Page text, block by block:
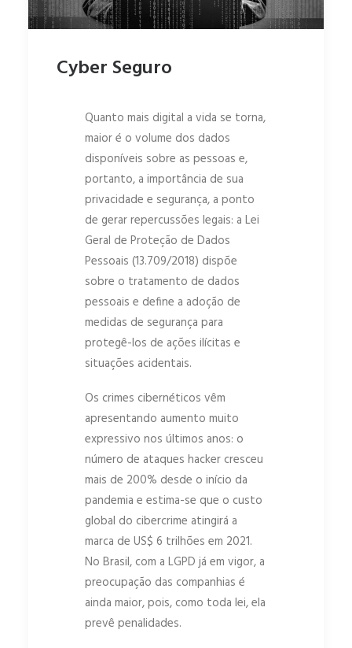
Cyber Seguro
Quanto mais digital a vida se torna,
maior é o volume dos dados
disponíveis sobre as pessoas e,
portanto, a importância de sua
privacidade e segurança, a ponto
de gerar repercussões legais: a Lei
Geral de Proteção de Dados
Pessoais (13.709/2018) dispõe
sobre o tratamento de dados
pessoais e define a adoção de
medidas de segurança para
protegê-los de ações ilícitas e
situações acidentais.
Os crimes cibernéticos vêm
apresentando aumento muito
expressivo nos últimos anos: o
número de ataques hacker cresceu
mais de 200% desde o início da
pandemia e estima-se que o custo
global do cibercrime atingirá a
marca de US$ 6 trilhões em 2021.
No Brasil, com a LGPD já em vigor, a
preocupação das companhias é
ainda maior, pois, como toda lei, ela
prevê penalidades.